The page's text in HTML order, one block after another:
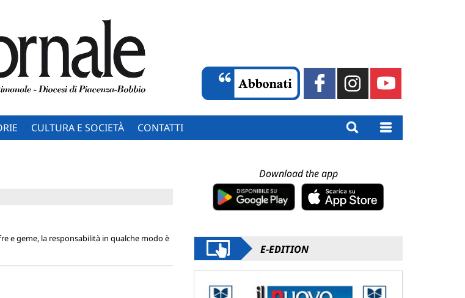
CULTURA E SOCIETÀ CONTATTI
e geme, la responsabilità in qualche modo è
Download the app
E-EDITION